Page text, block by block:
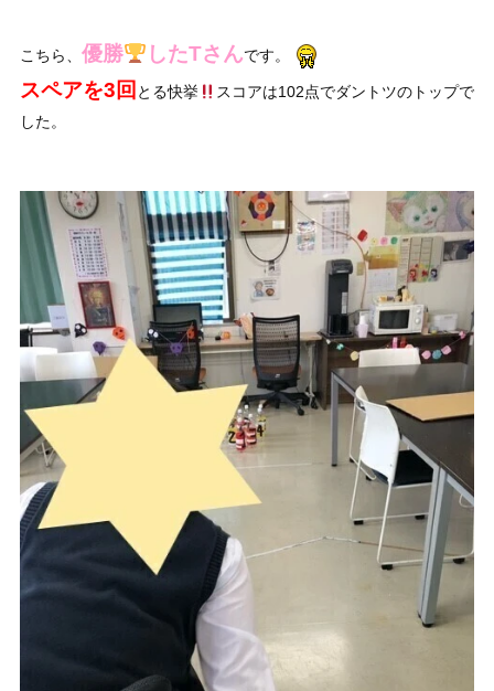
こちら、 優勝 したTさんです。
スペアを3回 とる快挙
スコアは102点でダントツのトップで
した。